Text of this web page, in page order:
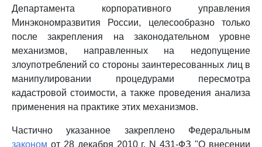
Департамента корпоративного управления
Минэкономразвития России, целесообразно только
после закрепления на законодательном уровне
механизмов, направленных на недопущение
злоупотреблений со стороны заинтересованных лиц в
манипулировании процедурами пересмотра
кадастровой стоимости, а также проведения анализа
применения на практике этих механизмов.
Частично указанное закреплено Федеральным
законом от 28 декабря 2010 г. N 431-ФЗ "О внесении